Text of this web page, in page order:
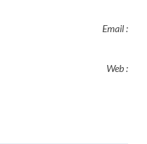
Email :
Web :